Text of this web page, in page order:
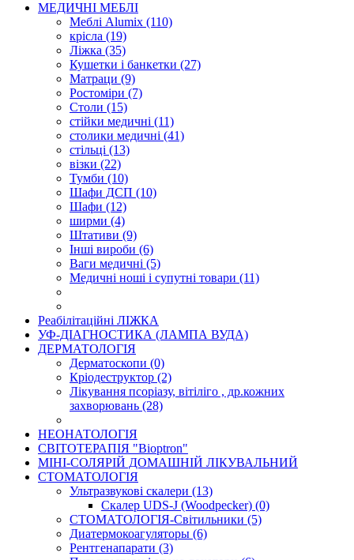
МЕДИЧНI МЕБЛІ
Меблі Alumix (110)
крісла (19)
Ліжка (35)
Кушетки і банкетки (27)
Матраци (9)
Ростоміри (7)
Cтоли (15)
стійки медичні (11)
столики медичні (41)
стільці (13)
візки (22)
Тумби (10)
Шафи ДСП (10)
Шафи (12)
ширми (4)
Штативи (9)
Інші вироби (6)
Ваги медичні (5)
Медичні ноші і супутні товари (11)
Реабілітаційні ЛІЖКА
УФ-ДIАГНОСТИКА (ЛАМПА ВУДА)
ДЕРМАТОЛОГІЯ
Дерматоскопи (0)
Кріодеструктор (2)
Лікування псоріазу, вітіліго , др.кожних
захворювань (28)
НЕОНАТОЛОГІЯ
СВIТОТЕРАПIЯ "Bioptron"
МIНI-СОЛЯРIЙ ДОМАШНIЙ ЛІКУВАЛЬНИЙ
СТОМАТОЛОГІЯ
Ультразвукові скалери (13)
Скалер UDS-J (Woodpecker) (0)
СТОМАТОЛОГІЯ-Світильники (5)
Диатермокоагуляторы (6)
Рентгенапарати (3)